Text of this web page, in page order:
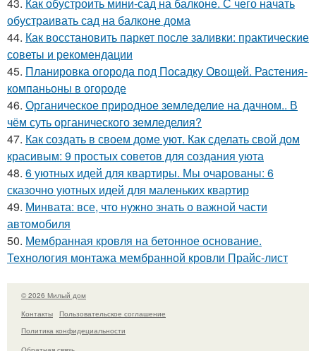
обустраивать сад на балконе дома
44. Как восстановить паркет после заливки: практические
советы и рекомендации
45. Планировка огорода под Посадку Овощей. Растения-
компаньоны в огороде
46. Органическое природное земледелие на дачном.. В
чём суть органического земледелия?
47. Как создать в своем доме уют. Как сделать свой дом
красивым: 9 простых советов для создания уюта
48. 6 уютных идей для квартиры. Мы очарованы: 6
сказочно уютных идей для маленьких квартир
49. Минвата: все, что нужно знать о важной части
автомобиля
50. Мембранная кровля на бетонное основание.
Технология монтажа мембранной кровли Прайс-лист
© 2026 Милый дом
Контакты
Пользовательское соглашение
Политика конфидециальности